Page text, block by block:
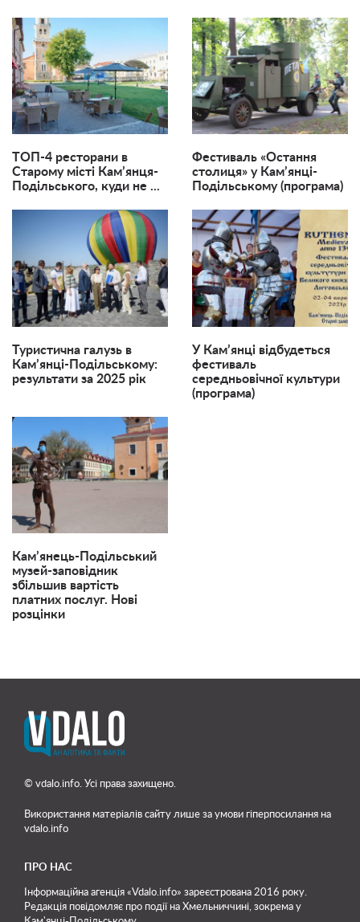
ТОП-4 ресторани в
Старому місті Кам’янця-
Подільського, куди не ...
Фестиваль «Остання
столиця» у Кам’янці-
Подільському (програма)
Туристична галузь в
Кам’янці-Подільському:
результати за 2025 рік
У Кам’янці відбудеться
фестиваль
середньовічної культури
(програма)
Кам’янець-Подільський
музей-заповідник
збільшив вартість
платних послуг. Нові
розцінки
© vdalo.info. Усі права захищено.
Використання матеріалів сайту лише за умови гіперпосилання на
vdalo.info
ПРО НАС
Інформаційна агенція «Vdalo.info» зареєстрована 2016 року.
Редакція повідомляє про події на Хмельниччині, зокрема у